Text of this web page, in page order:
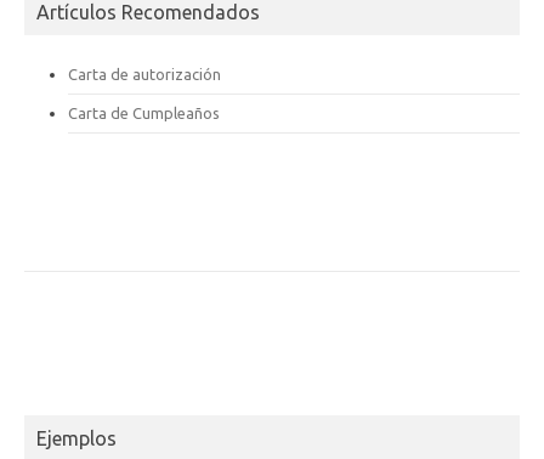
Artículos Recomendados
Carta de autorización
Carta de Cumpleaños
Ejemplos